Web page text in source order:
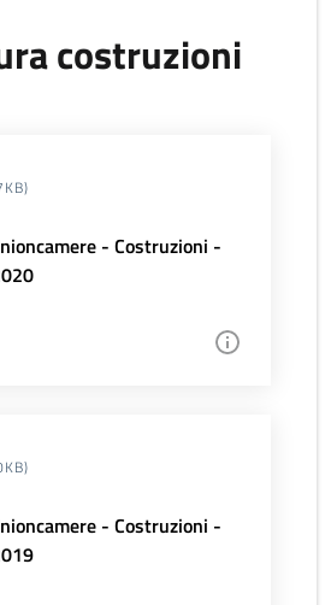
costruzioni
- Costruzioni -
- Costruzioni -